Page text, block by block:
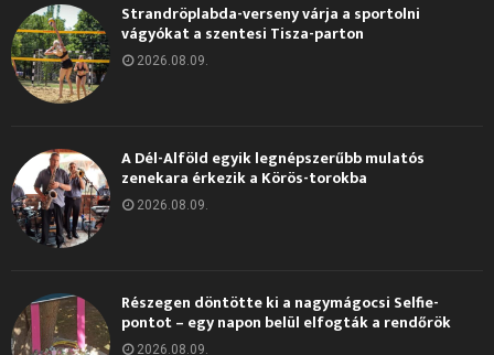
Strandröplabda-verseny várja a sportolni
vágyókat a szentesi Tisza-parton
2026.08.09.
A Dél-Alföld egyik legnépszerűbb mulatós
zenekara érkezik a Körös-torokba
2026.08.09.
Részegen döntötte ki a nagymágocsi Selfie-
pontot – egy napon belül elfogták a rendőrök
2026.08.09.